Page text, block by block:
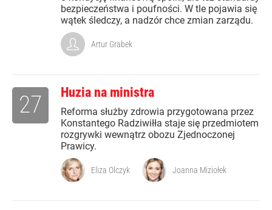
bezpieczeństwa i poufności. W tle pojawia się
wątek śledczy, a nadzór chce zmian zarządu.
Artur Grabek
Huzia na ministra
Reforma służby zdrowia przygotowana przez
Konstantego Radziwiłła staje się przedmiotem
rozgrywki wewnątrz obozu Zjednoczonej
Prawicy.
27
Eliza Olczyk Joanna Miziołek